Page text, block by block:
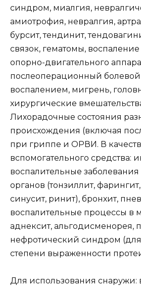
синдром, миалгия,
амиотрофия, невралгия,
бурсит, тендинит,
связок, гематомы,
опорно-двигательного
послеоперационный
воспалением, мигрень,
хирургические
Лихорадочные состояния
происхождения (включая
при гриппе и ОРВИ. В
вспомогательного средства:
воспалительные
органов (тонзиллит,
синусит, ринит), бронхит,
воспалительные процессы в
аднексит, альгодисменорея,
нефротический синдром
степени выраженности
Для использования снаружи: